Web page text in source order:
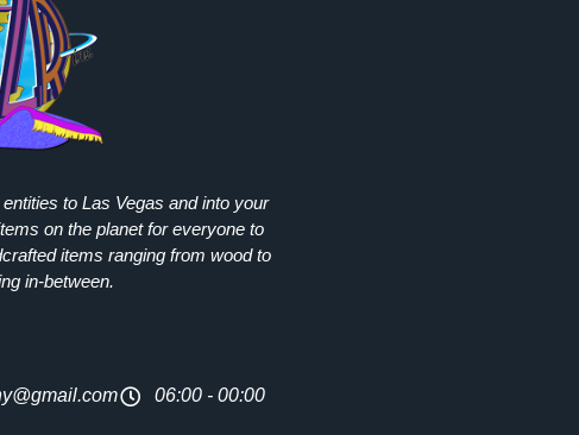
to Las Vegas and into your
on the planet for everyone to
items ranging from wood to
in-between.
06:00 - 00:00